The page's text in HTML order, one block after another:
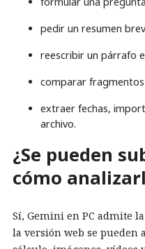
pedir un resumen
reescribir un párrafo
comparar
extraer fechas,
archivo.
¿Se pueden
cómo
Sí, Gemini en PC admite
la versión web se pueden